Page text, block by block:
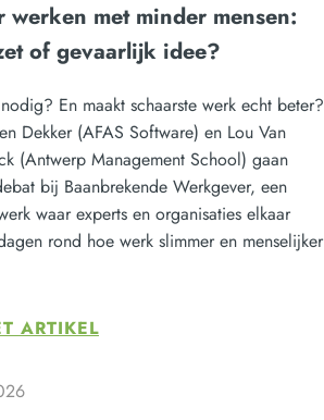
werken met minder mensen:
of gevaarlijk idee?
En maakt schaarste werk echt beter?
Dekker (AFAS Software) en Lou Van
(Antwerp Management School) gaan
bij Baanbrekende Werkgever, een
waar experts en organisaties elkaar
rond hoe werk slimmer en menselijker
ARTIKEL